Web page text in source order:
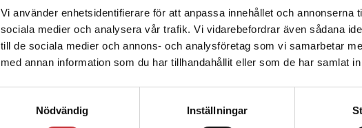
Vi använder enhetsidentifierare för att anpassa innehållet och annonserna
sociala medier och analysera vår trafik. Vi vidarebefordrar även sådana
till de sociala medier och annons- och analysföretag som vi samarbetar
med annan information som du har tillhandahållit eller som de har samlat
Nödvändig
Inställningar
Till vad har vi
Gustavsson, A - Westin,
Identitetsbegreppets
Exkl. moms: 318 kr